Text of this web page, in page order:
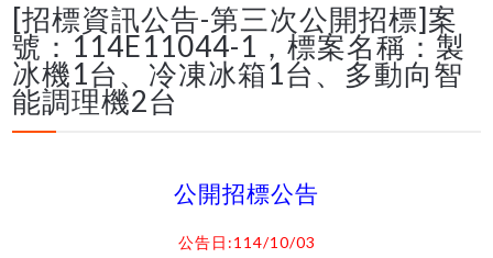
[招標資訊公告-第三次公開招標]案
號：114E11044-1，標案名稱：製
冰機1台、冷凍冰箱1台、多動向智
能調理機2台
公開招標公告
公告日 :114/10/03